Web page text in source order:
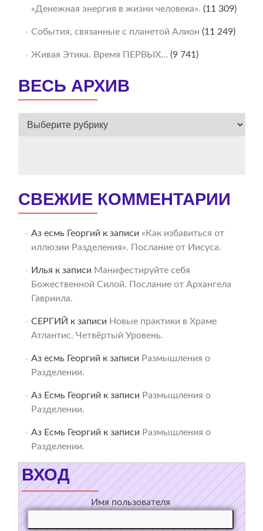
«Денежная энергия в жизни человека». (11 309)
События, связанные с планетой Алион (11 249)
Живая Этика. Время ПЕРВЫХ… (9 741)
ВЕСЬ АРХИВ
ВЕСЬ
СВЕЖИЕ КОММЕНТАРИИ
Аз есмь Георгий к записи «Как избавиться от
иллюзии Разделения». Послание от Иисуса.
Илья к записи Манифестируйте себя
Божественной Силой. Послание от Архангела
Гавриила.
СЕРГИЙ к записи Новые практики в Храме
Атлантис. Четвёртый Уровень.
Аз есмь Георгий к записи Размышления о
Разделении.
Аз Есмь Георгий к записи Размышления о
Разделении.
Аз Есмь Георгий к записи Размышления о
Разделении.
ВХОД
Имя пользователя